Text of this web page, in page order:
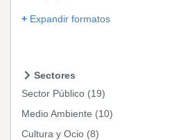
Expandir formatos
Sectores
Sector Público (19)
Medio Ambiente (10)
Cultura y Ocio (8)